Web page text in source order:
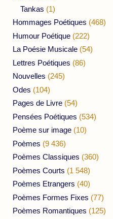
Tankas (1)
Hommages Poétiques (468)
Humour Poétique (222)
La Poésie Musicale (54)
Lettres Poétiques (86)
Nouvelles (245)
Odes (104)
Pages de Livre (54)
Pensées Poétiques (534)
Poème sur image (10)
Poèmes (9 436)
Poèmes Classiques (360)
Poèmes Courts (1 548)
Poèmes Etrangers (40)
Poèmes Formes Fixes (77)
Poèmes Romantiques (125)